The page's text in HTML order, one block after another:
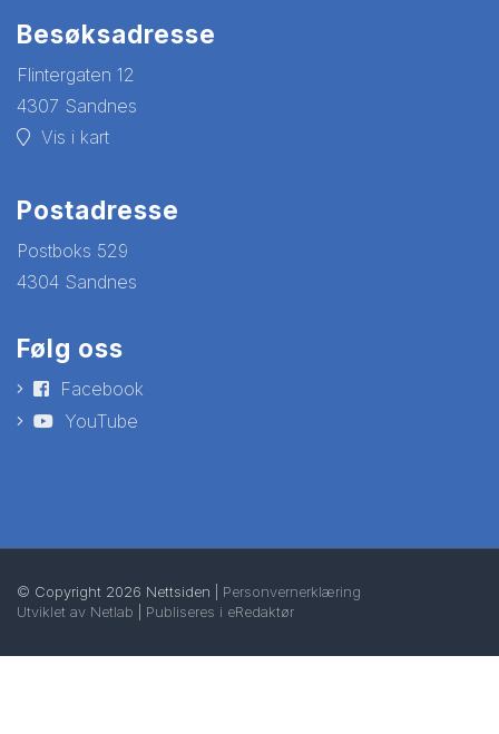
Besøksadresse
Flintergaten 12
4307 Sandnes
Vis i kart
Postadresse
Postboks 529
4304 Sandnes
Følg oss
Facebook
YouTube
© Copyright 2026 Nettsiden | Personvernerklæring
Utviklet av Netlab
Publiseres i eRedaktør